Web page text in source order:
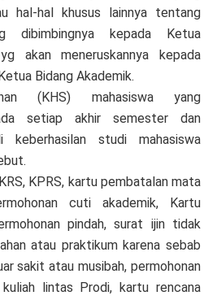
hal-hal khusus lainnya tentang
dibimbingnya kepada Ketua
akan meneruskannya kepada
Bidang Akademik.
(KHS) mahasiswa yang
setiap akhir semester dan
keberhasilan studi mahasiswa
KPRS, kartu pembatalan mata
cuti akademik, Kartu
pindah, surat ijin tidak
atau praktikum karena sebab
sakit atau musibah, permohonan
lintas Prodi, kartu rencana